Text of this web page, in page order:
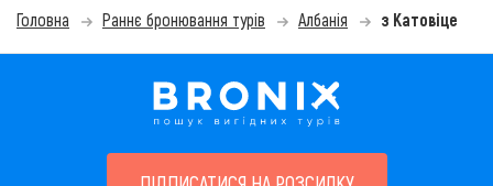
Головна Раннє бронювання турів Албанія з Катовіце